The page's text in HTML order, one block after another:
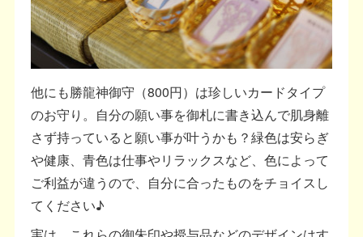
他にも勝龍神御守（800円）は珍しいカードタイプ
のお守り。自分の願い事を御札に書き込んで肌身離
さず持っていると願い事が叶うかも？緑色は安らぎ
や健康、青色は仕事やリラックスなど、色によって
ご利益が違うので、自分に合ったものをチョイスし
てください♪